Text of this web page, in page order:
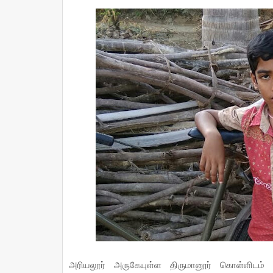
அரியலூர் அருகேயுள்ள திருமானூர்